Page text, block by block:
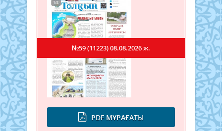
PDF МҰРАҒАТЫ
№59 (11223)08.08.2026 ж.